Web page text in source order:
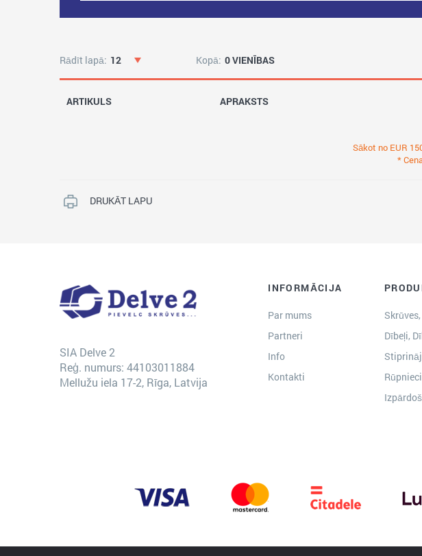
Rādīt lapā: 12 Kopā: 0 VIENĪBAS
ARTIKULS APRAKSTS
Sākot no EUR
*
DRUKĀT LAPU
SIA Delve 2
Reģ. numurs: 44103011884
Mellužu iela 17-2, Rīga, Latvija
INFORMĀCIJA
Par mums
Partneri
Info
Kontakti
Dībeļi,